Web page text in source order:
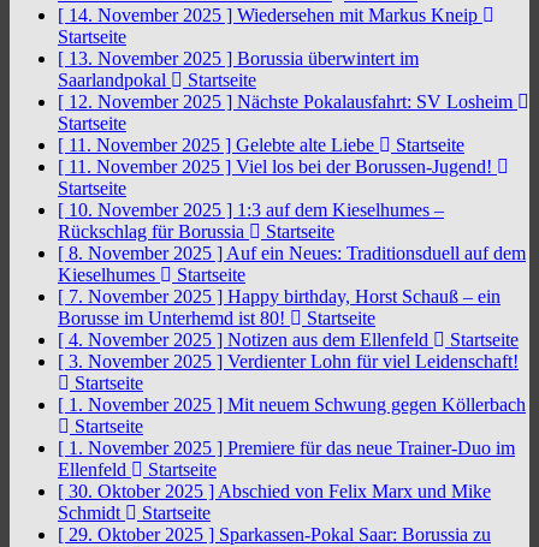
[ 14. November 2025 ] Wiedersehen mit Markus Kneip
Startseite
[ 13. November 2025 ] Borussia überwintert im
Saarlandpokal
Startseite
[ 12. November 2025 ] Nächste Pokalausfahrt: SV Losheim
Startseite
[ 11. November 2025 ] Gelebte alte Liebe
Startseite
[ 11. November 2025 ] Viel los bei der Borussen-Jugend!
Startseite
[ 10. November 2025 ] 1:3 auf dem Kieselhumes –
Rückschlag für Borussia
Startseite
[ 8. November 2025 ] Auf ein Neues: Traditionsduell auf dem
Kieselhumes
Startseite
[ 7. November 2025 ] Happy birthday, Horst Schauß – ein
Borusse im Unterhemd ist 80!
Startseite
[ 4. November 2025 ] Notizen aus dem Ellenfeld
Startseite
[ 3. November 2025 ] Verdienter Lohn für viel Leidenschaft!
Startseite
[ 1. November 2025 ] Mit neuem Schwung gegen Köllerbach
Startseite
[ 1. November 2025 ] Premiere für das neue Trainer-Duo im
Ellenfeld
Startseite
[ 30. Oktober 2025 ] Abschied von Felix Marx und Mike
Schmidt
Startseite
[ 29. Oktober 2025 ] Sparkassen-Pokal Saar: Borussia zu